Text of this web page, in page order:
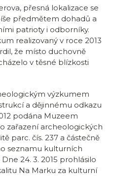
přesná lokalizace se
předmětem dohadů a
patrioty i odborníky.
realizovaný v roce 2013
že místo duchovně
v těsné blízkosti
výzkumem
a dějinnému odkazu
podána Muzeem
zařazení archeologických
parc. čís. 237 a částečně
seznamu kulturních
24. 3. 2015 prohlásilo
Na Marku za kulturní